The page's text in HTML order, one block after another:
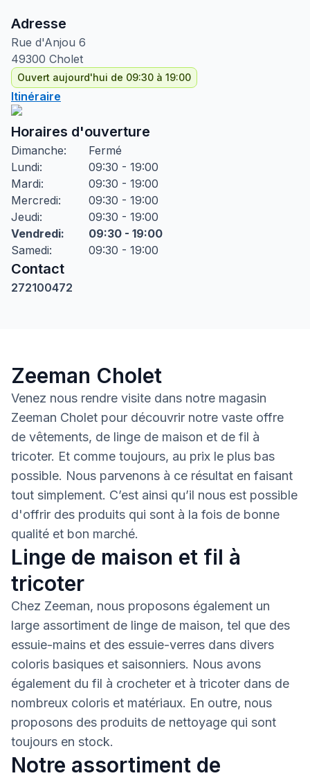
Adresse
Rue d'Anjou 6
49300 Cholet
Ouvert aujourd'hui de 09:30 à 19:00
Itinéraire
Horaires d'ouverture
Dimanche:
Fermé
Lundi:
09:30 - 19:00
Mardi:
09:30 - 19:00
Mercredi:
09:30 - 19:00
Jeudi:
09:30 - 19:00
Vendredi:
09:30 - 19:00
Samedi: 09:30 - 19:00
Contact
272100472
Zeeman Cholet
Venez nous rendre visite dans notre magasin
Zeeman Cholet pour découvrir notre vaste offre
de vêtements, de linge de maison et de fil à
tricoter. Et comme toujours, au prix le plus bas
possible. Nous parvenons à ce résultat en faisant
tout simplement. C’est ainsi qu’il nous est possible
d'offrir des produits qui sont à la fois de bonne
qualité et bon marché.
Linge de maison et fil à
tricoter
Chez Zeeman, nous proposons également un
large assortiment de linge de maison, tel que des
essuie-mains et des essuie-verres dans divers
coloris basiques et saisonniers. Nous avons
également du fil à crocheter et à tricoter dans de
nombreux coloris et matériaux. En outre, nous
proposons des produits de nettoyage qui sont
toujours en stock.
Notre assortiment de